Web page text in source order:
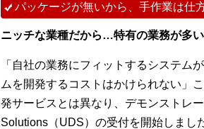
パッケージが無いから、手作業は仕
ニッチな業種だから…特有の業務が多
「自社の業務にフィットするシステム
ムを開発するコストはかけられない」
発サービスとは異なり、デモンストレ
Solutions（UDS）の受付を開始しまし